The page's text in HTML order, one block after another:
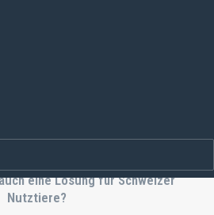
eine Lösung für Schweizer
Nutztiere?